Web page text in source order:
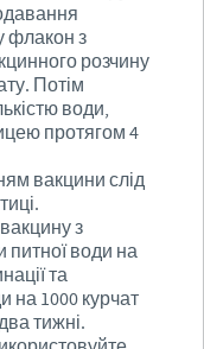
флакон з
розчину
Потім
води,
протягом 4
вакцини слід
з
води на
та
на 1000 курчат
тижні.